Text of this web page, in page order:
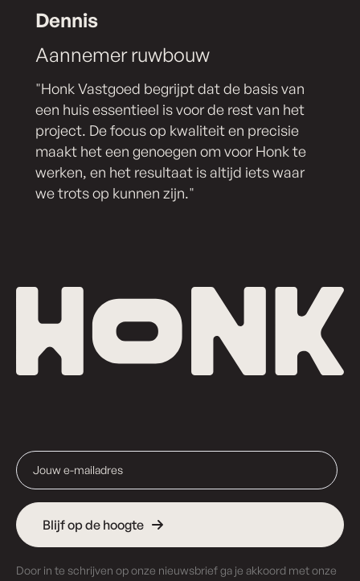
Dennis
Aannemer ruwbouw
"Honk Vastgoed begrijpt dat de basis van
een huis essentieel is voor de rest van het
project. De focus op kwaliteit en precisie
maakt het een genoegen om voor Honk te
werken, en het resultaat is altijd iets waar
we trots op kunnen zijn."
Blijf op de hoogte
Door in te schrijven op onze nieuwsbrief ga je akkoord met onze